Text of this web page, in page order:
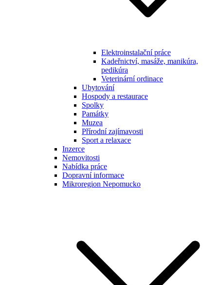
Elektroinstalační práce
Kadeřnictví, masáže, manikúra,
pedikúra
Veterinární ordinace
Ubytování
Hospody a restaurace
Spolky
Památky
Muzea
Přírodní zajímavosti
Sport a relaxace
Inzerce
Nemovitosti
Nabídka práce
Dopravní informace
Mikroregion Nepomucko